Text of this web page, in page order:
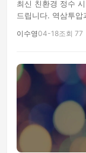
최신 친환경 정수
드립니다. 역삼투
이수영04-18조회 77